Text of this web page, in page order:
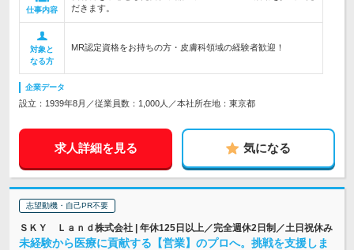
仕事内容
だきます。
対象と
なる方
MR認定資格をお持ちの方・皮膚科領域の経験者歓迎！
企業データ
設立：1939年8月／従業員数：1,000人／本社所在地：東京都
求人詳細を見る 気になる
志望動機・自己PR不要
ＳＫＹ Ｌａｎｄ株式会社 | 年休125日以上／完全週休2日制／土日祝休み
未経験から医療に貢献する【営業】のプロへ。挑戦を支援しま